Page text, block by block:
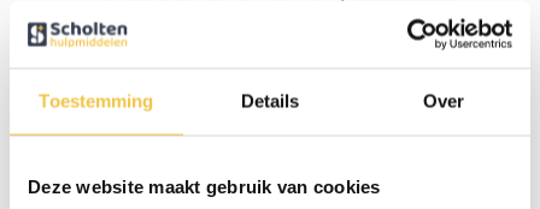
Toestemming Details Over
Deze website maakt gebruik van cookies
✔ Geschikt voor vrijwel alle standaard wandelstokken
✔ Lichtgewicht en stevig
veilig, stabiel en stijlvol bevestigd aan je rollator.